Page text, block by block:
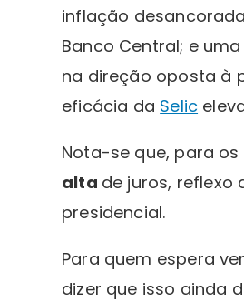
inflação
Banco Central; e
na direção oposta à
eficácia da Selic
Nota-se que, para
alta de juros, reflexo
presidencial.
Para quem espera
dizer que isso ainda